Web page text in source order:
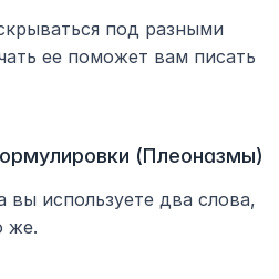
под разными
ее поможет вам писать
(Плеоназмы)
вы используете два слова,
же.